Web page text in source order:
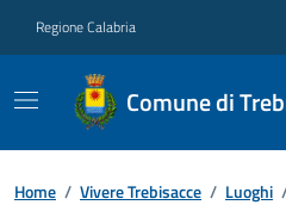
Regione Calabria
Comune di
Home / Vivere Trebisacce / Luoghi